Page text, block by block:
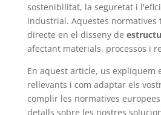
sostenibilitat, la seguretat i
industrial. Aquestes normatives
directe en el disseny de
afectant materials, processos i
En aquest article, us expliquem
rellevants i com adaptar els
complir les normatives
detalls sobre les nostres